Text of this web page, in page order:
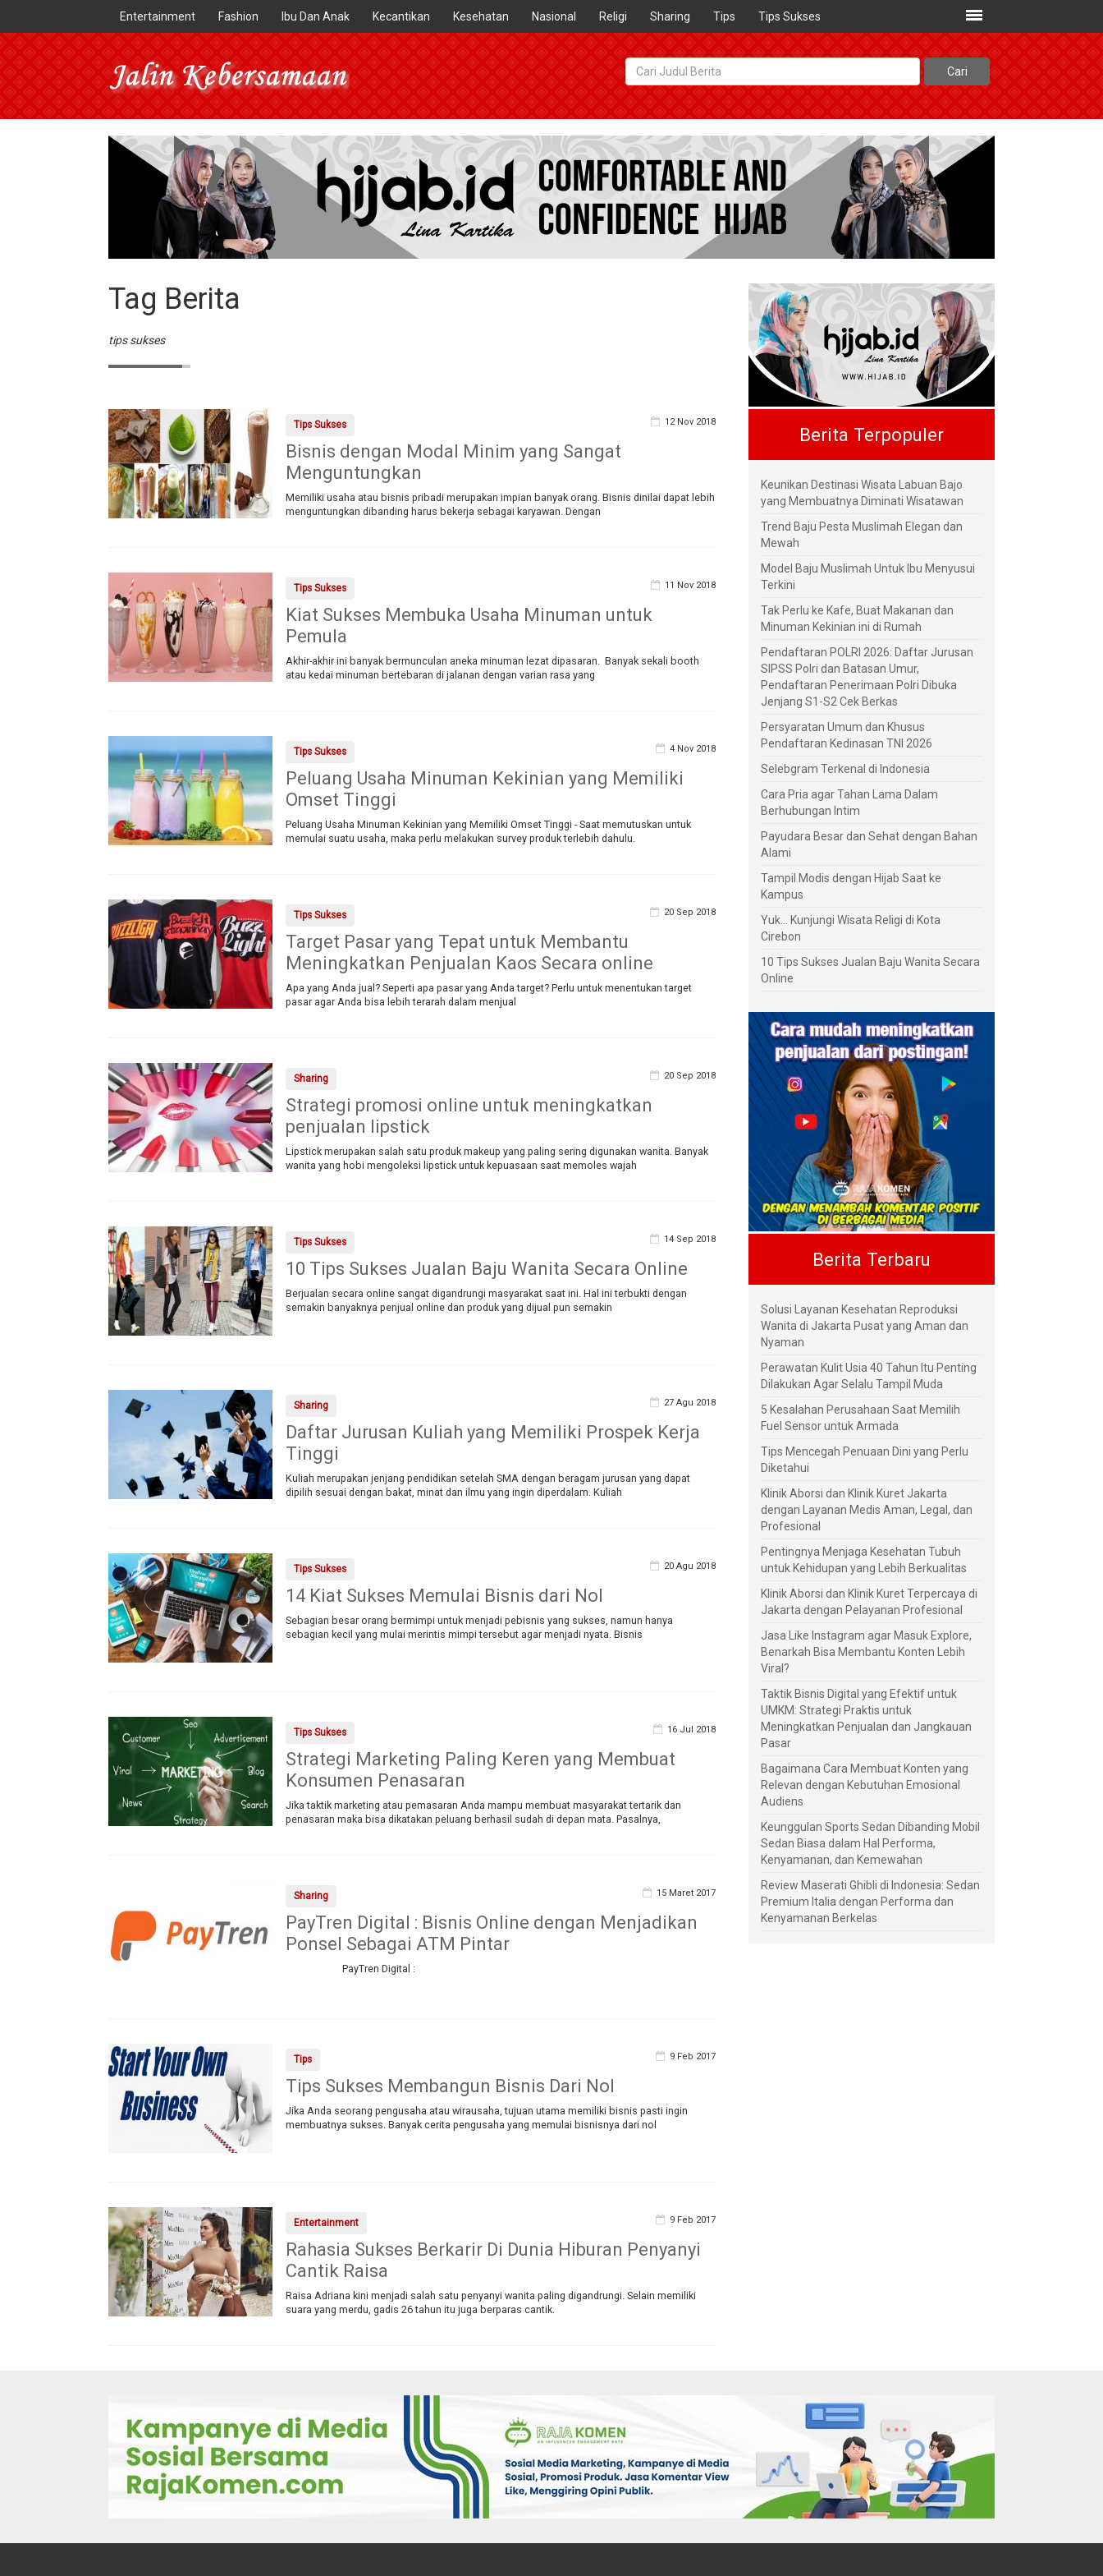
Entertainment Fashion Ibu Dan Anak Kecantikan Kesehatan Nasional Religi Sharing Tips Tips Sukses
Tag Berita
tips sukses
Tips Sukses 12 Nov 2018
Bisnis dengan Modal Minim yang Sangat
Menguntungkan
Memiliki usaha atau bisnis pribadi merupakan impian banyak orang. Bisnis dinilai dapat lebih
menguntungkan dibanding harus bekerja sebagai karyawan. Dengan
Tips Sukses 11 Nov 2018
Kiat Sukses Membuka Usaha Minuman untuk
Pemula
Akhir-akhir ini banyak bermunculan aneka minuman lezat dipasaran. Banyak sekali booth
atau kedai minuman bertebaran di jalanan dengan varian rasa yang
Tips Sukses 4 Nov 2018
Peluang Usaha Minuman Kekinian yang Memiliki
Omset Tinggi
Peluang Usaha Minuman Kekinian yang Memiliki Omset Tinggi - Saat memutuskan untuk
memulai suatu usaha, maka perlu melakukan survey produk terlebih dahulu.
Tips Sukses 20 Sep 2018
Target Pasar yang Tepat untuk Membantu
Meningkatkan Penjualan Kaos Secara online
Apa yang Anda jual? Seperti apa pasar yang Anda target? Perlu untuk menentukan target
pasar agar Anda bisa lebih terarah dalam menjual
Sharing 20 Sep 2018
Strategi promosi online untuk meningkatkan
penjualan lipstick
Lipstick merupakan salah satu produk makeup yang paling sering digunakan wanita. Banyak
wanita yang hobi mengoleksi lipstick untuk kepuasaan saat memoles wajah
Tips Sukses 14 Sep 2018
10 Tips Sukses Jualan Baju Wanita Secara Online
Berjualan secara online sangat digandrungi masyarakat saat ini. Hal ini terbukti dengan
semakin banyaknya penjual online dan produk yang dijual pun semakin
Sharing 27 Agu 2018
Daftar Jurusan Kuliah yang Memiliki Prospek Kerja
Tinggi
Kuliah merupakan jenjang pendidikan setelah SMA dengan beragam jurusan yang dapat
dipilih sesuai dengan bakat, minat dan ilmu yang ingin diperdalam. Kuliah
Tips Sukses 20 Agu 2018
14 Kiat Sukses Memulai Bisnis dari Nol
Sebagian besar orang bermimpi untuk menjadi pebisnis yang sukses, namun hanya
sebagian kecil yang mulai merintis mimpi tersebut agar menjadi nyata. Bisnis
Tips Sukses 16 Jul 2018
Strategi Marketing Paling Keren yang Membuat
Konsumen Penasaran
Jika taktik marketing atau pemasaran Anda mampu membuat masyarakat tertarik dan
penasaran maka bisa dikatakan peluang berhasil sudah di depan mata. Pasalnya,
Sharing 15 Maret 2017
PayTren Digital : Bisnis Online dengan Menjadikan
Ponsel Sebagai ATM Pintar
PayTren Digital :
Tips 9 Feb 2017
Tips Sukses Membangun Bisnis Dari Nol
Jika Anda seorang pengusaha atau wirausaha, tujuan utama memiliki bisnis pasti ingin
membuatnya sukses. Banyak cerita pengusaha yang memulai bisnisnya dari nol
Entertainment 9 Feb 2017
Rahasia Sukses Berkarir Di Dunia Hiburan Penyanyi
Cantik Raisa
Raisa Adriana kini menjadi salah satu penyanyi wanita paling digandrungi. Selain memiliki
suara yang merdu, gadis 26 tahun itu juga berparas cantik.
Berita Terpopuler
Keunikan Destinasi Wisata Labuan Bajo
yang Membuatnya Diminati Wisatawan
Trend Baju Pesta Muslimah Elegan dan
Mewah
Model Baju Muslimah Untuk Ibu Menyusui
Terkini
Tak Perlu ke Kafe, Buat Makanan dan
Minuman Kekinian ini di Rumah
Pendaftaran POLRI 2026: Daftar Jurusan
SIPSS Polri dan Batasan Umur,
Pendaftaran Penerimaan Polri Dibuka
Jenjang S1-S2 Cek Berkas
Persyaratan Umum dan Khusus
Pendaftaran Kedinasan TNI 2026
Selebgram Terkenal di Indonesia
Cara Pria agar Tahan Lama Dalam
Berhubungan Intim
Payudara Besar dan Sehat dengan Bahan
Alami
Tampil Modis dengan Hijab Saat ke
Kampus
Yuk... Kunjungi Wisata Religi di Kota
Cirebon
10 Tips Sukses Jualan Baju Wanita Secara
Online
Berita Terbaru
Solusi Layanan Kesehatan Reproduksi
Wanita di Jakarta Pusat yang Aman dan
Nyaman
Perawatan Kulit Usia 40 Tahun Itu Penting
Dilakukan Agar Selalu Tampil Muda
5 Kesalahan Perusahaan Saat Memilih
Fuel Sensor untuk Armada
Tips Mencegah Penuaan Dini yang Perlu
Diketahui
Klinik Aborsi dan Klinik Kuret Jakarta
dengan Layanan Medis Aman, Legal, dan
Profesional
Pentingnya Menjaga Kesehatan Tubuh
untuk Kehidupan yang Lebih Berkualitas
Klinik Aborsi dan Klinik Kuret Terpercaya di
Jakarta dengan Pelayanan Profesional
Jasa Like Instagram agar Masuk Explore,
Benarkah Bisa Membantu Konten Lebih
Viral?
Taktik Bisnis Digital yang Efektif untuk
UMKM: Strategi Praktis untuk
Meningkatkan Penjualan dan Jangkauan
Pasar
Bagaimana Cara Membuat Konten yang
Relevan dengan Kebutuhan Emosional
Audiens
Keunggulan Sports Sedan Dibanding Mobil
Sedan Biasa dalam Hal Performa,
Kenyamanan, dan Kemewahan
Review Maserati Ghibli di Indonesia: Sedan
Premium Italia dengan Performa dan
Kenyamanan Berkelas